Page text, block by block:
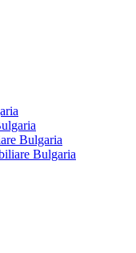
Bulgaria
Bulgaria